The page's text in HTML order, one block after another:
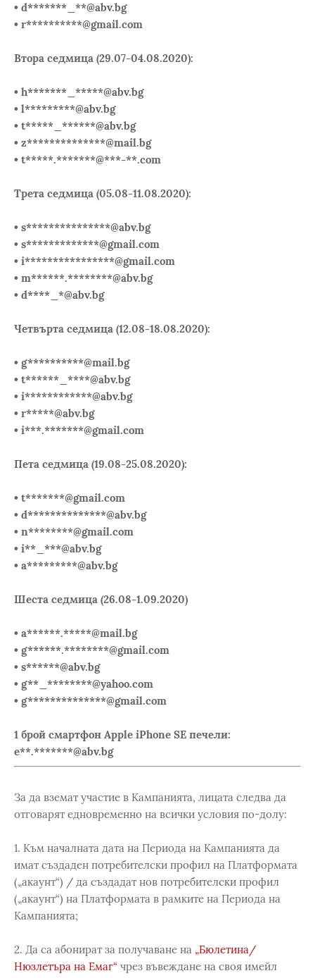
• d*******_**@abv.bg
• r**********@gmail.com
Втора седмица (29.07-04.08.2020):
• h*******_*****@abv.bg
• l*********@abv.bg
• t*****_******@abv.bg
• z**************@mail.bg
• t*****.*******@***-**.com
Трета седмица (05.08-11.08.2020):
• s***************@abv.bg
• s*************@gmail.com
• i****************@gmail.com
• m******.********@abv.bg
• d****_*@abv.bg
Четвърта седмица (12.08-18.08.2020):
• g**********@mail.bg
• t******_****@abv.bg
• i************@abv.bg
• r*****@abv.bg
• i***.*******@gmail.com
Пета седмица (19.08-25.08.2020):
• t*******@gmail.com
• d**************@abv.bg
• n********@gmail.com
• i**_***@abv.bg
• a*********@abv.bg
Шеста седмица (26.08-1.09.2020)
• a******.*****@mail.bg
• g******.********@gmail.com
• s******@abv.bg
• g**_********@yahoo.com
• g**************@gmail.com
1 брой смартфон Apple iPhone SE печели:
e**.*******@abv.bg
За да вземат участие в Кампанията, лицата следва да
отговарят едновременно на всички условия по-долу:
1. Към началната дата на Периода на Кампанията да
имат създаден потребителски профил на Платформата
(„акаунт“) / да създадат нов потребителски профил
(„акаунт“) на Платформата в рамките на Периода на
Кампанията;
2. Да са абонират за получаване на „Бюлетина/
Нюзлетъра на Емаг“ чрез въвеждане на своя имейл